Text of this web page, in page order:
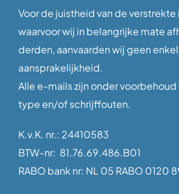
Voor de juistheid van de
waarvoor wij in belangrijke mate
derden, aanvaarden wij geen
aansprakelijkheid.
Alle e-mails zijn onder voorbehoud
type en/of schrijffouten.
K.v.K. nr.: 24410583
BTW-nr: 81.76.69.486.B01
RABO bank nr: NL 05 RABO 0120